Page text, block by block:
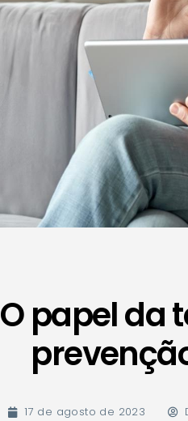
O papel da
17 de agosto de 2023